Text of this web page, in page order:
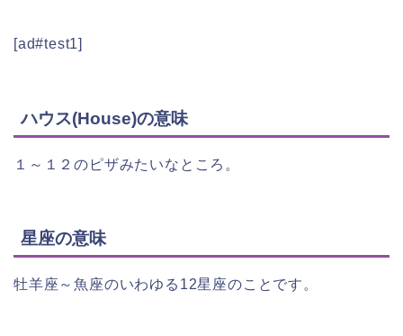
[ad#test1]
ハウス(House)の意味
１～１２のピザみたいなところ。
星座の意味
牡羊座～魚座のいわゆる12星座のことです。